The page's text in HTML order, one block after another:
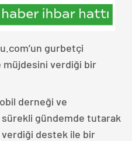
gurbetçi
müjdesini verdiği bir
derneği ve
gündemde tutarak
verdiği destek ile bir